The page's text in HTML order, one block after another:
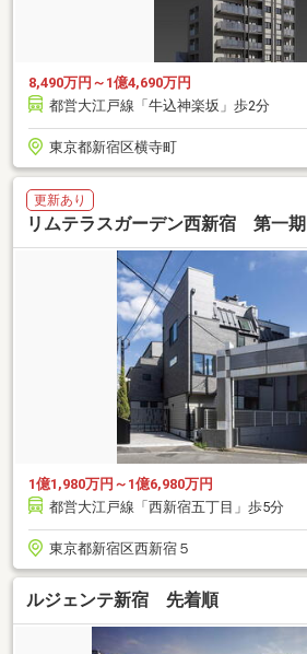
8,490万円～1億4,690万円
都営大江戸線「牛込神楽坂」歩2分
東京都新宿区横寺町
更新あり
リムテラスガーデン西新宿 第一期
1億1,980万円～1億6,980万円
都営大江戸線「西新宿五丁目」歩5分
東京都新宿区西新宿５
ルジェンテ新宿 先着順